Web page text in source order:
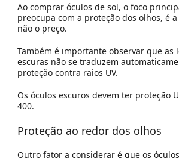
Ao comprar óculos de sol, o foco
preocupa com a proteção dos olhos, é a
não o preço.
Também é importante observar que as
escuras não se traduzem
proteção contra raios UV.
Os óculos escuros devem ter proteção
400.
Proteção ao redor dos olhos
Outro fator a considerar é que os